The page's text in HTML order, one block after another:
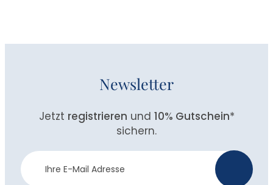
Newsletter
Jetzt registrieren und 10% Gutschein*
sichern.
Newsletter
Anmeldung